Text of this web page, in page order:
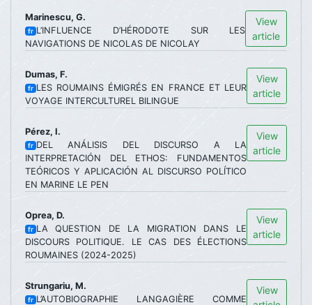
Marinescu, G.
fr L’INFLUENCE D’HÉRODOTE SUR LES
NAVIGATIONS DE NICOLAS DE NICOLAY
View
article
Dumas, F.
fr LES ROUMAINS ÉMIGRÉS EN FRANCE ET LEUR
VOYAGE INTERCULTUREL BILINGUE
View
article
Pérez, I.
fr DEL ANÁLISIS DEL DISCURSO A LA
INTERPRETACIÓN DEL ETHOS: FUNDAMENTOS
TEÓRICOS Y APLICACIÓN AL DISCURSO POLÍTICO
EN MARINE LE PEN
View
article
Oprea, D.
fr LA QUESTION DE LA MIGRATION DANS LE
DISCOURS POLITIQUE. LE CAS DES ÉLECTIONS
ROUMAINES (2024-2025)
View
article
Strungariu, M.
fr L’AUTOBIOGRAPHIE LANGAGIÈRE COMME
View